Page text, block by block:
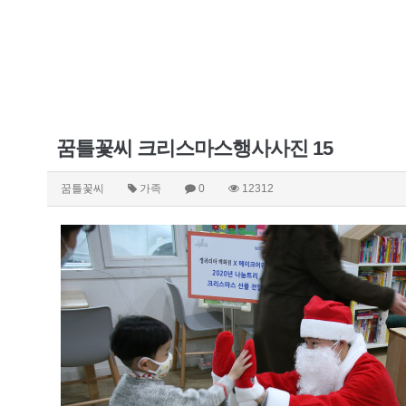
꿈틀꽃씨 크리스마스행사사진 15
꿈틀꽃씨 가족 0 12312